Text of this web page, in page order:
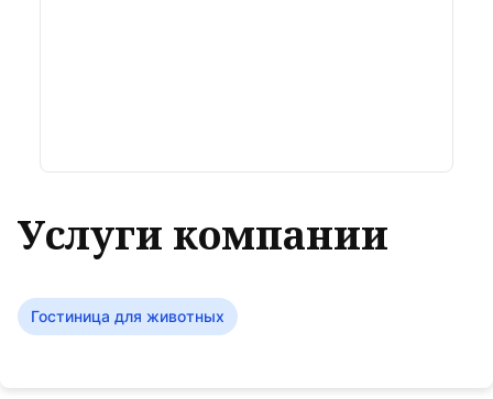
Услуги компании
Гостиница для животных